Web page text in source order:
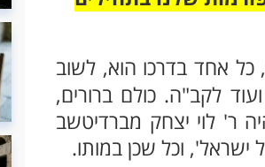
כל אחד בדרכו הוא, לשוב
לקב"ה. כולם ברורים,
ר' לוי יצחק מברדיטשב
ישראל', וכל שכן במותו.